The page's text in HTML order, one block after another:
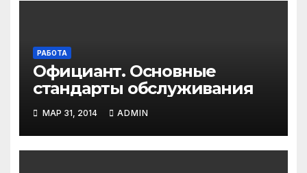
РАБОТА
Официант. Основные
стандарты обслуживания
МАР 31, 2014 ADMIN